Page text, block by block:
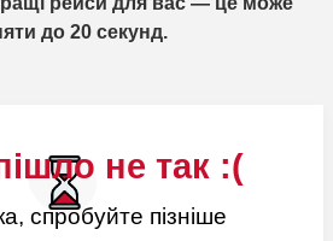
не так :(
спробуйте пізніше
до 20 секунд.